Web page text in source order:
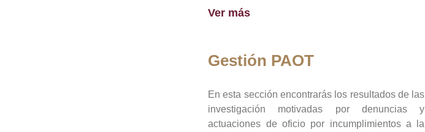
Ver más
Gestión PAOT
En esta sección encontrarás los resultados de las
investigación motivadas por denuncias y
actuaciones de oficio por incumplimientos a la